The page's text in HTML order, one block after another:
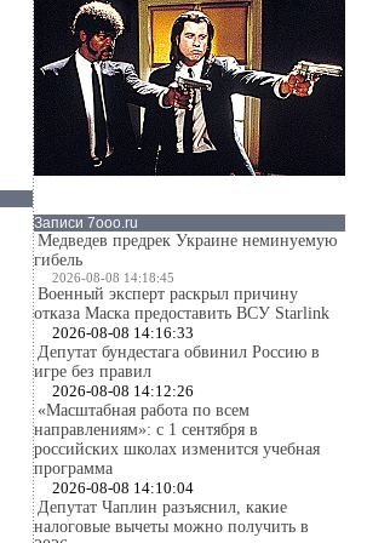
Записи 7ooo.ru
Медведев предрек Украине неминуемую
гибель
2026-08-08 14:18:45
Военный эксперт раскрыл причину
отказа Маска предоставить ВСУ Starlink
2026-08-08 14:16:33
Депутат бундестага обвинил Россию в
игре без правил
2026-08-08 14:12:26
«Масштабная работа по всем
направлениям»: с 1 сентября в
российских школах изменится учебная
программа
2026-08-08 14:10:04
Депутат Чаплин разъяснил, какие
налоговые вычеты можно получить в